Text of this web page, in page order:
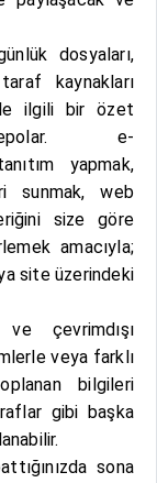
dosyaları,
kaynakları
ilgili bir özet
e-
yapmak,
sunmak, web
size göre
amacıyla;
site üzerindeki
çevrimdışı
veya farklı
bilgileri
gibi başka
sona